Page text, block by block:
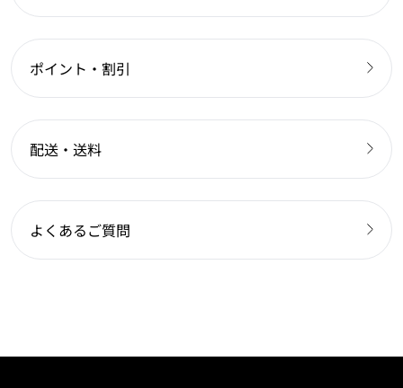
ポイント・割引
配送・送料
よくあるご質問